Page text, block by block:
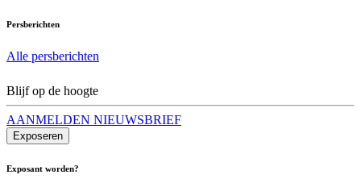
Persberichten
Alle persberichten
Blijf op de hoogte
AANMELDEN NIEUWSBRIEF
Exposeren
Exposant worden?